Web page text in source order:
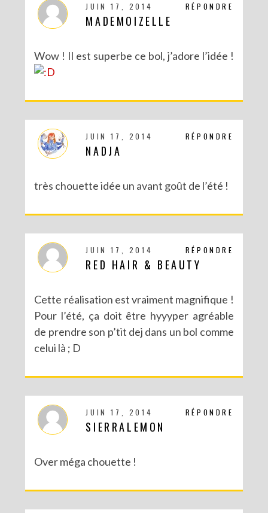
RÉPONDRE
JUIN 17, 2014
MADEMOIZELLE
Wow ! Il est superbe ce bol, j’adore l’idée !
RÉPONDRE
JUIN 17, 2014
NADJA
très chouette idée un avant goût de l’été !
RÉPONDRE
JUIN 17, 2014
RED HAIR & BEAUTY
Cette réalisation est vraiment magnifique !
Pour l’été, ça doit être hyyyper agréable
de prendre son p’tit dej dans un bol comme
celui là ; D
RÉPONDRE
JUIN 17, 2014
SIERRALEMON
Over méga chouette !